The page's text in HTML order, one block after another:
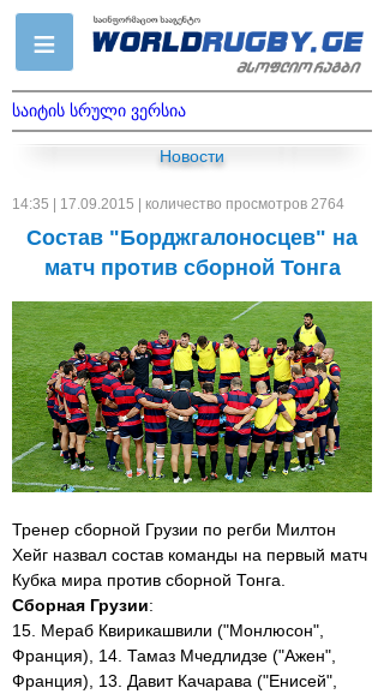
საიტის სრული ვერსია
Новости
14:35 | 17.09.2015 | количество просмотров 2764
Состав "Борджгалоносцев" на
матч против сборной Тонга
Тренер сборной Грузии по регби Милтон
Хейг назвал состав команды на первый матч
Кубка мира против сборной Тонга.
Сборная Грузии:
15. Мераб Квирикашвили ("Монлюсон",
Франция), 14. Тамаз Мчедлидзе ("Ажен",
Франция), 13. Давит Качарава ("Енисей",